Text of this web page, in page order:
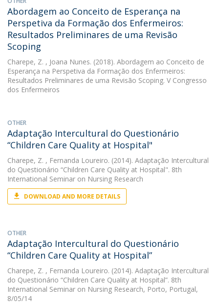
Abordagem ao Conceito de Esperança na
Perspetiva da Formação dos Enfermeiros:
Resultados Preliminares de uma Revisão
Scoping
Charepe, Z. , Joana Nunes. (2018). Abordagem ao Conceito de
Esperança na Perspetiva da Formação dos Enfermeiros:
Resultados Preliminares de uma Revisão Scoping. V Congresso
dos Enfermeiros
OTHER
Adaptação Intercultural do Questionário
“Children Care Quality at Hospital"
Charepe, Z. , Fernanda Loureiro. (2014). Adaptação Intercultural
do Questionário “Children Care Quality at Hospital". 8th
International Seminar on Nursing Research
DOWNLOAD AND MORE DETAILS
OTHER
Adaptação Intercultural do Questionário
“Children Care Quality at Hospital”
Charepe, Z. , Fernanda Loureiro. (2014). Adaptação Intercultural
do Questionário “Children Care Quality at Hospital”. 8th
International Seminar on Nursing Research, Porto, Portugal,
8/05/14